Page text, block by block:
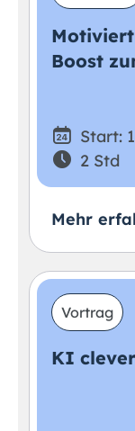
Boost
Start:
2 Std
Mehr
Vortrag
KI